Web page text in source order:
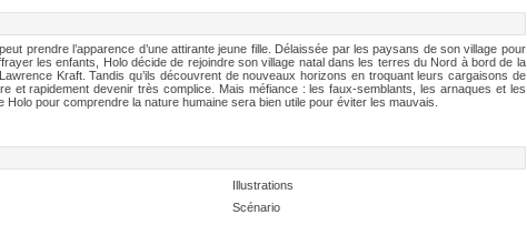
prendre l’apparence d’une attirante jeune fille. Délaissée par les paysans de son village pour
les enfants, Holo décide de rejoindre son village natal dans les terres du Nord à bord de la
Kraft. Tandis qu’ils découvrent de nouveaux horizons en troquant leurs cargaisons de
et rapidement devenir très complice. Mais méfiance : les faux-semblants, les arnaques et les
pour comprendre la nature humaine sera bien utile pour éviter les mauvais.
Illustrations
Scénario